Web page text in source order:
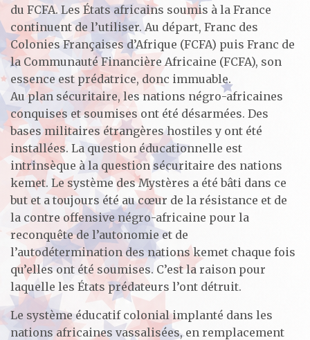
du FCFA. Les États africains soumis à la France
continuent de l’utiliser. Au départ, Franc des
Colonies Françaises d’Afrique (FCFA) puis Franc de
la Communauté Financière Africaine (FCFA), son
essence est prédatrice, donc immuable.
Au plan sécuritaire, les nations négro-africaines
conquises et soumises ont été désarmées. Des
bases militaires étrangères hostiles y ont été
installées. La question éducationnelle est
intrinsèque à la question sécuritaire des nations
kemet. Le système des Mystères a été bâti dans ce
but et a toujours été au cœur de la résistance et de
la contre offensive négro-africaine pour la
reconquête de l’autonomie et de
l’autodétermination des nations kemet chaque fois
qu’elles ont été soumises. C’est la raison pour
laquelle les États prédateurs l’ont détruit.
Le système éducatif colonial implanté dans les
nations africaines vassalisées, en remplacement